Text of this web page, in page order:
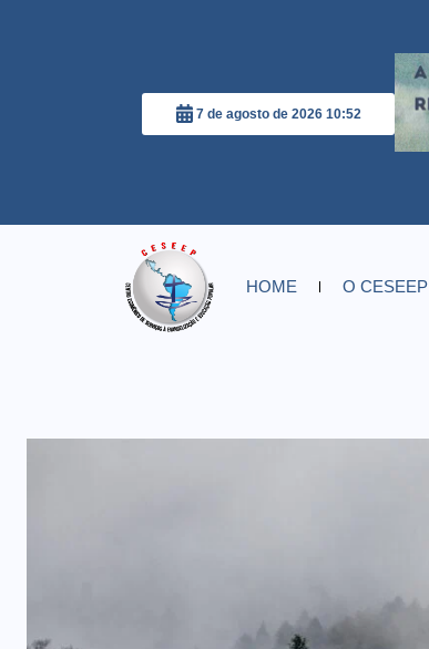
7 de agosto de 2026 10:52
HOME O CESEEP